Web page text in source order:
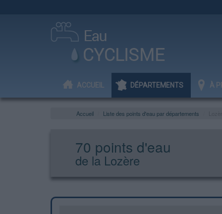
ACCUEIL DÉPARTEMENTS À
Accueil Liste des points d'eau par départements
70 points d'eau
de la Lozère